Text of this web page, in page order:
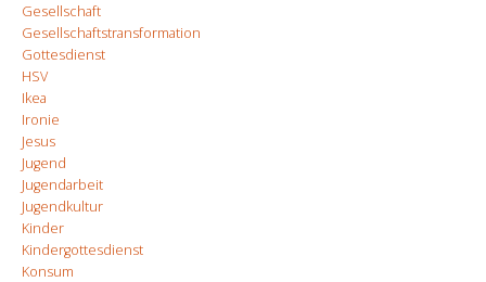
Gesellschaft
Gesellschaftstransformation
Gottesdienst
HSV
Ikea
Ironie
Jesus
Jugend
Jugendarbeit
Jugendkultur
Kinder
Kindergottesdienst
Konsum